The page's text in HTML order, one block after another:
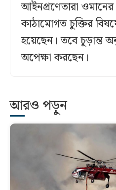
আইনপ্রণেতারা ওমানের
কাঠামোগত চুক্তির
হয়েছেন। তবে চূড়ান্ত
অপেক্ষা করছেন।
আরও পড়ুন